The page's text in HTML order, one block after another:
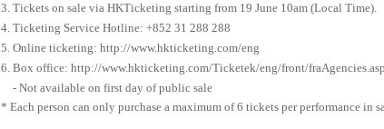
3. Tickets on sale via HKTicketing starting from 19 June 10am (Local Time).
4. Ticketing Service Hotline: +852 31 288 288
5. Online ticketing: http://www.hkticketing.com/eng
6. Box office: http://www.hkticketing.com/Ticketek/eng/front/fraAgencies.asp
- Not available on first day of public sale
* Each person can only purchase a maximum of 6 tickets per performance in